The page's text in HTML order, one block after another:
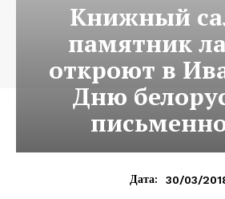
Книжный
памятник
откроют в
Дню
Дата: 30/03/